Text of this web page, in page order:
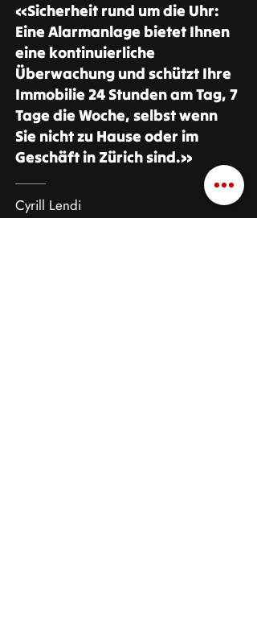
«Sicherheit rund um die Uhr:
Eine Alarmanlage bietet Ihnen
eine kontinuierliche
Überwachung und schützt Ihre
Immobilie 24 Stunden am Tag, 7
Tage die Woche, selbst wenn
Sie nicht zu Hause oder im
Geschäft in Zürich sind.»
Cyrill Lendi